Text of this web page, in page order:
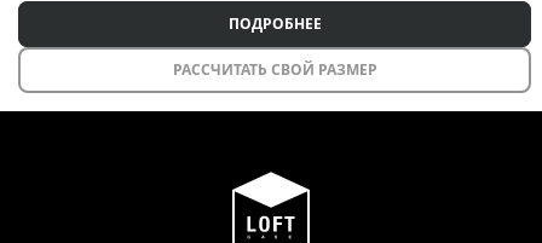
ПОДРОБНЕЕ
РАССЧИТАТЬ СВОЙ РАЗМЕР